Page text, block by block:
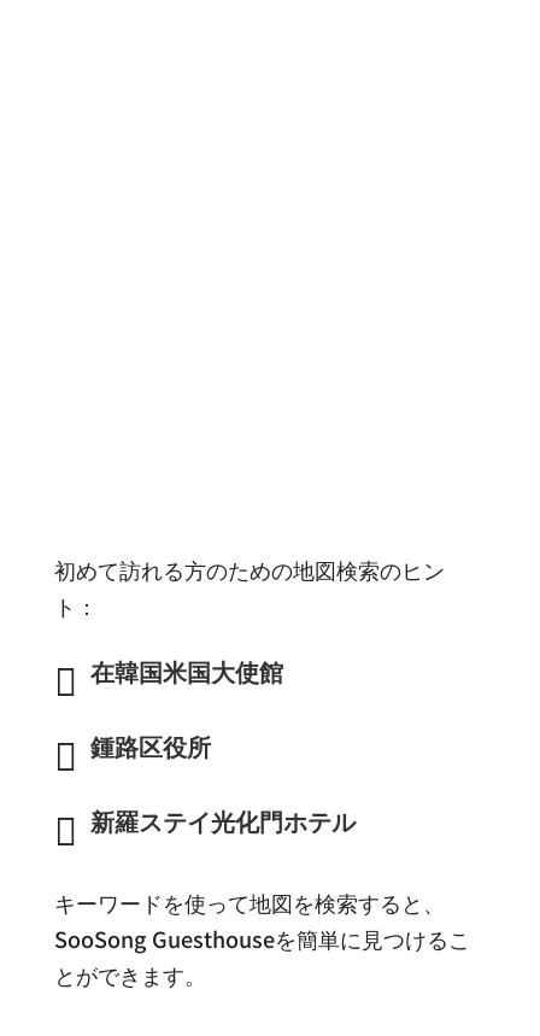
初めて訪れる方のための地図検索のヒン
ト：
 在韓国米国大使館
 鍾路区役所
 新羅ステイ光化門ホテル
キーワードを使って地図を検索すると、
SooSong Guesthouseを簡単に見つけるこ
とができます。